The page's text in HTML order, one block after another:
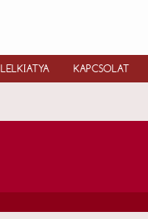
LELKIATYA KAPCSOLAT